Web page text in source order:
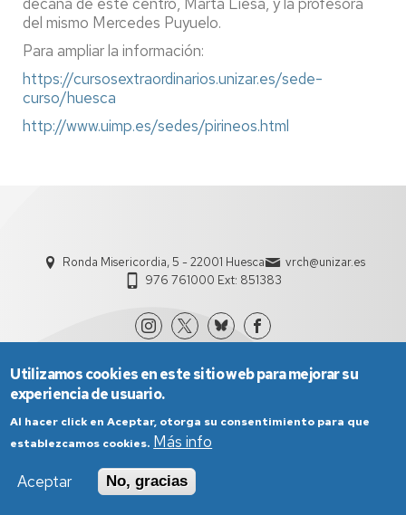
del mismo Mercedes Puyuelo.
Para ampliar la información:
https://cursosextraordinarios.unizar.es/sede-
curso/huesca
http://www.uimp.es/sedes/pirineos.html
Ronda Misericordia, 5 - 22001 Huesca
vrch@unizar.es
976 761000 Ext: 851383
Política de Privacidad
Utilizamos cookies en este sitio web para mejorar su
experiencia de usuario.
Al hacer click en Aceptar, otorga su consentimiento para que
establezcamos cookies. Más info
Aceptar
No, gracias